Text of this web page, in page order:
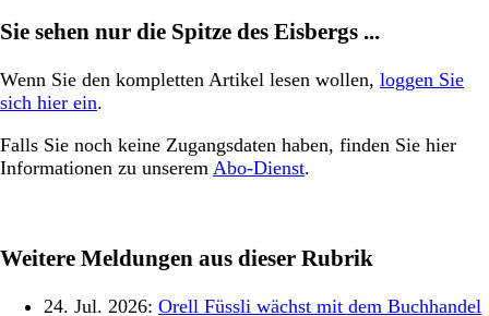
Sie sehen nur die Spitze des Eisbergs ...
Wenn Sie den kompletten Artikel lesen wollen, loggen Sie
sich hier ein.
Falls Sie noch keine Zugangsdaten haben, finden Sie hier
Informationen zu unserem Abo-Dienst.
Weitere Meldungen aus dieser Rubrik
24. Jul. 2026: Orell Füssli wächst mit dem Buchhandel